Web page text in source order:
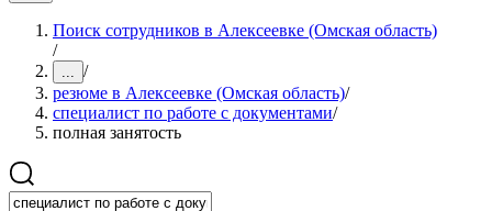
Поиск сотрудников в Алексеевке (Омская область)
/
... /
резюме в Алексеевке (Омская область)/
специалист по работе с документами/
полная занятость